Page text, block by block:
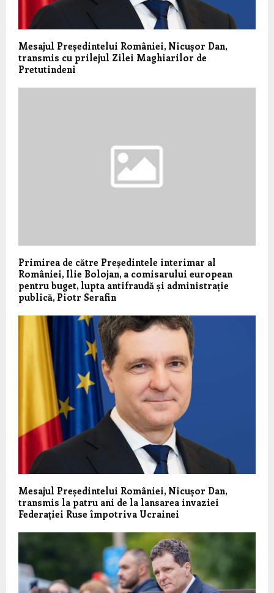
Mesajul Președintelui României, Nicușor Dan,
transmis cu prilejul Zilei Maghiarilor de
Pretutindeni
Primirea de către Președintele interimar al
României, Ilie Bolojan, a comisarului european
pentru buget, lupta antifraudă și administrație
publică, Piotr Serafin
Mesajul Președintelui României, Nicușor Dan,
transmis la patru ani de la lansarea invaziei
Federației Ruse împotriva Ucrainei